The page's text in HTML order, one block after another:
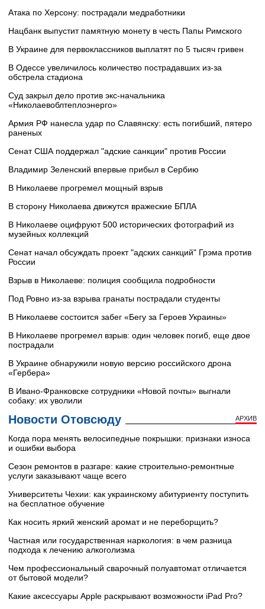
Атака по Херсону: пострадали медработники
Нацбанк выпустит памятную монету в честь Папы Римского
В Украине для первоклассников выплатят по 5 тысяч гривен
В Одессе увеличилось количество пострадавших из-за
обстрела стадиона
Суд закрыл дело против экс-начальника
«Николаевоблтеплоэнерго»
Армия РФ нанесла удар по Славянску: есть погибший, пятеро
раненых
Сенат США поддержал "адские санкции" против России
Владимир Зеленский впервые прибыл в Сербию
В Николаеве прогремел мощный взрыв
В сторону Николаева движутся вражеские БПЛА
В Николаеве оцифруют 500 исторических фотографий из
музейных коллекций
Сенат начал обсуждать проект "адских санкций" Грэма против
России
Взрыв в Николаеве: полиция сообщила подробности
Под Ровно из-за взрыва гранаты пострадали студенты
В Николаеве состоится забег «Бегу за Героев Украины»
В Николаеве прогремел взрыв: один человек погиб, еще двое
пострадали
В Украине обнаружили новую версию российского дрона
«Гербера»
В Ивано-Франковске сотрудники «Новой почты» выгнали
собаку: их уволили
Новости Отовсюду АРХИВ
Когда пора менять велосипедные покрышки: признаки износа
и ошибки выбора
Сезон ремонтов в разгаре: какие строительно-ремонтные
услуги заказывают чаще всего
Университеты Чехии: как украинскому абитуриенту поступить
на бесплатное обучение
Как носить яркий женский аромат и не переборщить?
Частная или государственная наркология: в чем разница
подхода к лечению алкоголизма
Чем профессиональный сварочный полуавтомат отличается
от бытовой модели?
Какие аксессуары Apple раскрывают возможности iPad Pro?